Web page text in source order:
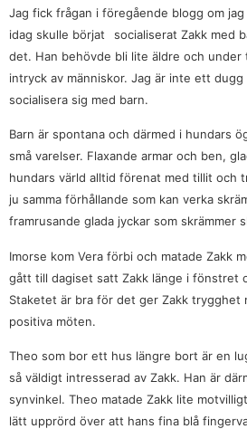
Jag fick frågan i föregående blogg om
idag skulle börjat
socialiserat Zakk med
det. Han behövde bli lite äldre och under
intryck av människor. Jag är inte ett
socialisera sig med barn.
Barn är spontana och därmed i hundars
små varelser. Flaxande armar och ben,
hundars värld alltid förenat med tillit och
ju samma förhållande som kan verka
framrusande glada jyckar som skrämmer
Imorse kom Vera förbi och matade Zakk
gått till dagiset satt Zakk länge i fönstret
Staketet är bra för det ger Zakk trygghet
positiva möten.
Theo som bor ett hus längre bort är en
så väldigt intresserad av Zakk. Han är
synvinkel. Theo matade Zakk lite
lätt upprörd över att hans fina blå